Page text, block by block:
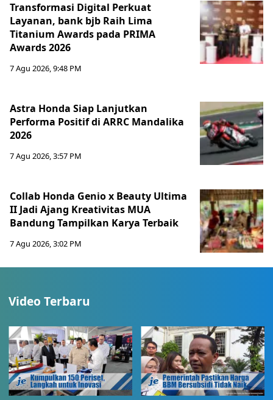
Transformasi Digital Perkuat
Layanan, bank bjb Raih Lima
Titanium Awards pada PRIMA
Awards 2026
7 Agu 2026, 9:48 PM
Astra Honda Siap Lanjutkan
Performa Positif di ARRC Mandalika
2026
7 Agu 2026, 3:57 PM
Collab Honda Genio x Beauty Ultima
II Jadi Ajang Kreativitas MUA
Bandung Tampilkan Karya Terbaik
7 Agu 2026, 3:02 PM
Video Terbaru